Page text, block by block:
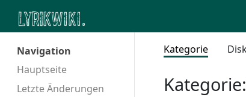
Navigation
Hauptseite
Letzte Änderungen
Kategorie
Kategorie: